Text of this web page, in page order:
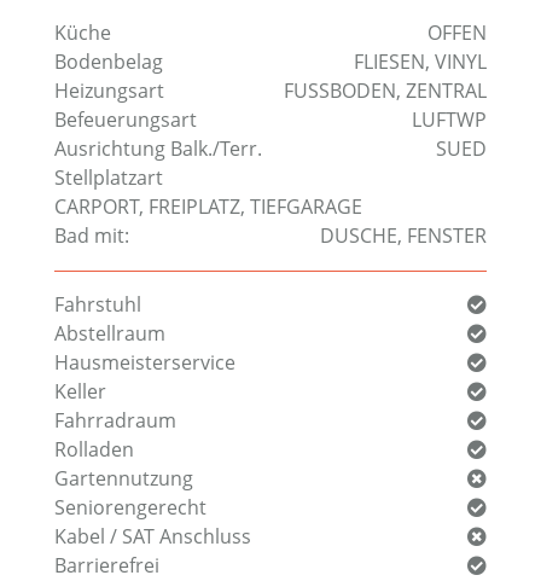
Küche
OFFEN
Bodenbelag
FLIESEN,VINYL
Heizungsart
FUSSBODEN,ZENTRAL
Befeuerungsart
LUFTWP
Ausrichtung Balk./Terr.
SUED
Stellplatzart
CARPORT, FREIPLATZ, TIEFGARAGE
Bad mit:
DUSCHE, FENSTER
Fahrstuhl
Abstellraum
Hausmeisterservice
Keller
Fahrradraum
Rolladen
Gartennutzung
Seniorengerecht
Kabel / SAT Anschluss
Barrierefrei